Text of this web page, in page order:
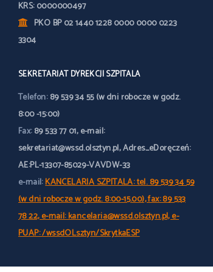
KRS: 0000000497
PKO BP 02 1440 1228 0000 0000 0223
3304
SEKRETARIAT DYREKCJI SZPITALA
Telefon:89 539 34 55 (w dni robocze w godz.
8:00 -15:00)
Fax:89 533 77 01, e-mail:
sekretariat@wssd.olsztyn.pl, Adres_eDoręczeń:
AE:PL-13307-85029-VAVDW-33
e-mail:KANCELARIA SZPITALA: tel. 89 539 34 59
(w dni robocze w godz. 8:00-15.00), fax: 89 533
78 22, e-mail: kancelaria@wssd.olsztyn.pl, e-
PUAP: /wssdOLsztyn/SkrytkaESP